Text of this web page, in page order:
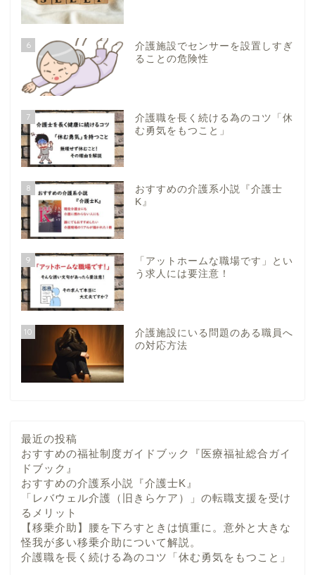
6
介護施設でセンサーを設置しすぎ
ることの危険性
7
介護職を長く続ける為のコツ「休
む勇気をもつこと」
8
おすすめの介護系小説『介護士
K』
9
「アットホームな職場です」とい
う求人には要注意！
10
介護施設にいる問題のある職員へ
の対応方法
最近の投稿
おすすめの福祉制度ガイドブック『医療福祉総合ガイ
ドブック』
おすすめの介護系小説『介護士K』
「レバウェル介護（旧きらケア）」の転職支援を受け
るメリット
【移乗介助】腰を下ろすときは慎重に。意外と大きな
怪我が多い移乗介助について解説。
介護職を長く続ける為のコツ「休む勇気をもつこと」